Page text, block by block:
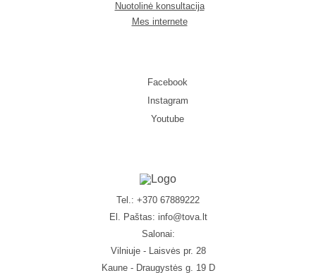
Nuotolinė konsultacija
Mes internete
Facebook
Instagram
Youtube
Tel.: +370 67889222
El. Paštas: info@tova.lt
Salonai:
Vilniuje - Laisvės pr. 28
Kaune - Draugystės g. 19 D